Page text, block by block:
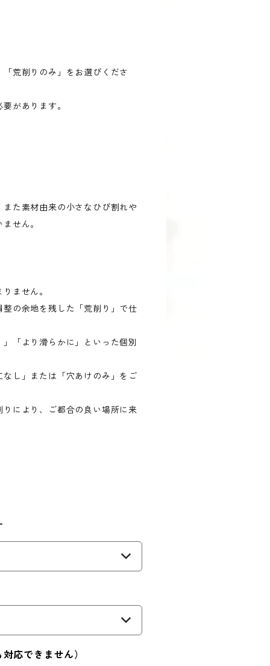
荒削りのみ」をお選びくださ
があります。
た素材由来の小さなひび割れや
せん。
ません。
の余地を残した「荒削り」で仕
「より滑らかに」といった個別
し」または「穴あけのみ」をご
により、ご都合の良い場所に来
応できません）